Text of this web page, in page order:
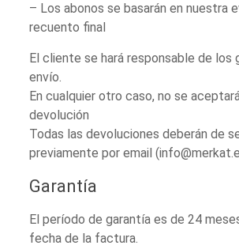
– Los abonos se basarán en nuestra
recuento final
El cliente se hará responsable de los
envío.
En cualquier otro caso, no se
devolución
Todas las devoluciones deberán de
previamente por email
Garantía
El período de garantía es de 24
fecha de la factura.